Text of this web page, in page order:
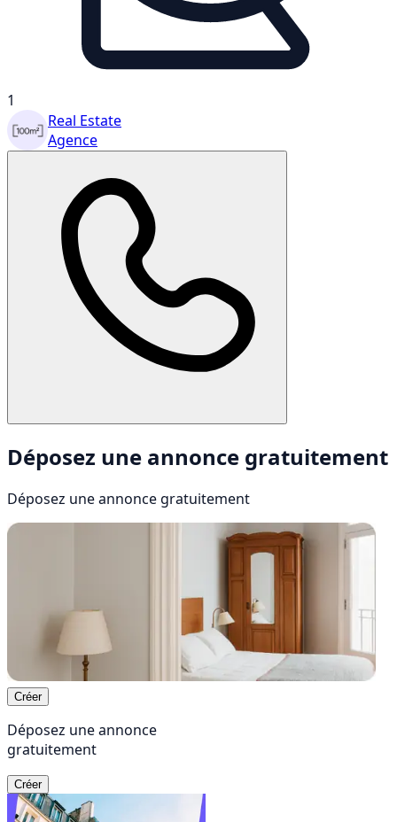
1
Real Estate
Agence
Déposez une annonce gratuitement
Déposez une annonce gratuitement
Créer
Déposez une annonce
gratuitement
Créer